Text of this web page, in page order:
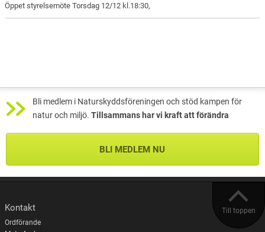
Öppet styrelsemöte Torsdag 12/12 kl.18:30,
Bli medlem i Naturskyddsföreningen och stöd kampen för
natur och miljö. Tillsammans har vi kraft att förändra
BLI MEDLEM NU
Till toppen
Kontakt
Ordförande